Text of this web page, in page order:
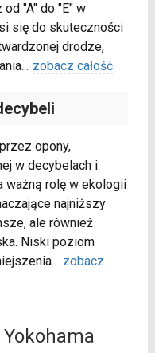
"A" do "E" w
się do skuteczności
drodze,
... zobacz całość
opony,
w decybelach i
ważną rolę w ekologii
najniższy
ale również
Niski poziom
... zobacz